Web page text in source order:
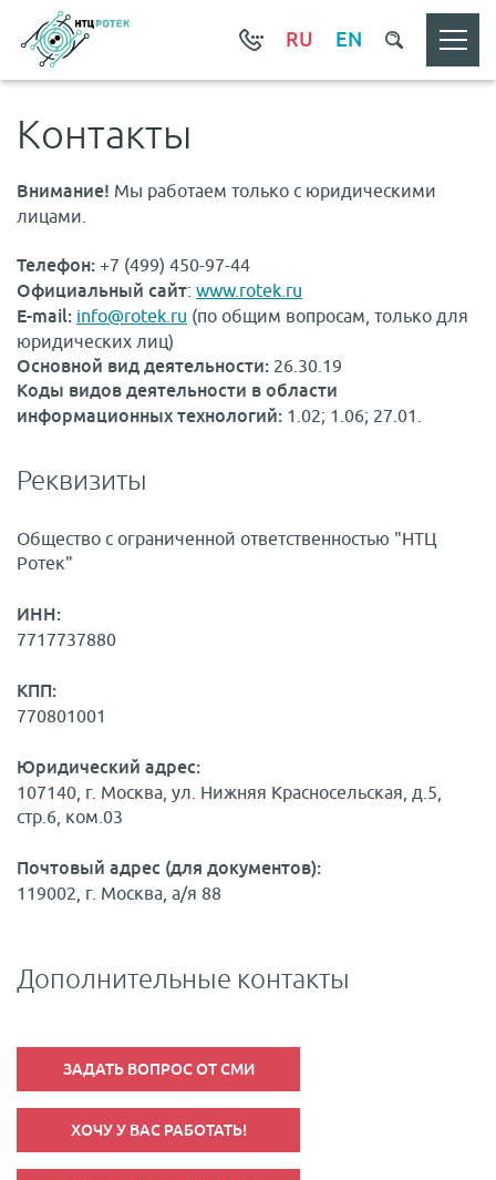
RU EN
Контакты
Внимание! Мы работаем только с юридическими
лицами.
Телефон: +7 (499) 450-97-44
Официальный сайт: www.rotek.ru
E-mail: info@rotek.ru (по общим вопросам, только для
юридических лиц)
Основной вид деятельности: 26.30.19
Коды видов деятельности в области
информационных технологий: 1.02; 1.06; 27.01.
Реквизиты
Общество с ограниченной ответственностью "НТЦ
Ротек"
ИНН:
7717737880
КПП:
770801001
Юридический адрес:
107140, г. Москва, ул. Нижняя Красносельская, д.5,
стр.6, ком.03
Почтовый адрес (для документов):
119002, г. Москва, а/я 88
Дополнительные контакты
ЗАДАТЬ ВОПРОС ОТ СМИ
ХОЧУ У ВАС РАБОТАТЬ!